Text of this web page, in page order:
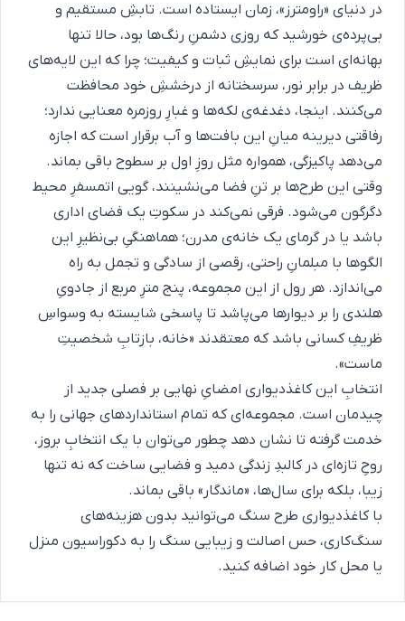
در دنیای «راومترز»، زمان ایستاده است. تابشِ مستقیم و
بی‌پرده‌ی خورشید که روزی دشمنِ رنگ‌ها بود، حالا تنها
بهانه‌ای است برای نمایشِ ثبات و کیفیت؛ چرا که این لایه‌های
ظریف در برابر نور، سرسختانه از درخششِ خود محافظت
می‌کنند. اینجا، دغدغه‌ی لکه‌ها و غبارِ روزمره معنایی ندارد؛
رفاقتی دیرینه میانِ این بافت‌ها و آب برقرار است که اجازه
می‌دهد پاکیزگی، همواره مثل روزِ اول بر سطوح باقی بماند.
وقتی این طرح‌ها بر تنِ فضا می‌نشینند، گویی اتمسفرِ محیط
دگرگون می‌شود. فرقی نمی‌کند در سکوتِ یک فضای اداری
باشد یا در گرمای یک خانه‌ی مدرن؛ هماهنگیِ بی‌نظیرِ این
الگوها با مبلمانِ راحتی، رقصی از سادگی و تجمل به راه
می‌اندازد. هر رول از این مجموعه، پنج مترِ مربع از جادویِ
هلندی را بر دیوارها می‌پاشد تا پاسخی شایسته به وسواسِ
ظریفِ کسانی باشد که معتقدند «خانه، بازتابِ شخصیتِ
ماست».
انتخابِ این کاغذدیواری امضایِ نهایی بر فصلی جدید از
چیدمان است. مجموعه‌ای که تمام استانداردهای جهانی را به
خدمت گرفته تا نشان دهد چطور می‌توان با یک انتخابِ بروز،
روحِ تازه‌ای در کالبدِ زندگی دمید و فضایی ساخت که نه تنها
زیبا، بلکه برای سال‌ها، «ماندگار» باقی بماند.
با کاغذدیواری طرح سنگ می‌توانید بدون هزینه‌های
سنگ‌کاری، حس اصالت و زیبایی سنگ را به دکوراسیون منزل
یا محل کار خود اضافه کنید.